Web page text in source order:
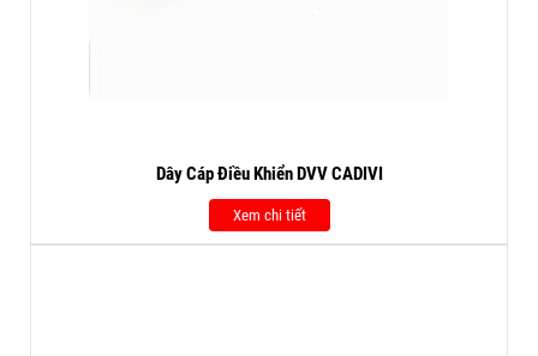
Dây Cáp Điều Khiển DVV CADIVI
Xem chi tiết